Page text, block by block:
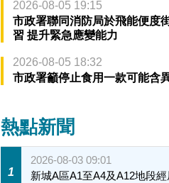
2026-08-05 19:15
市政署聯同消防局於飛能便度
習 提升緊急應變能力
2026-08-05 18:32
市政署籲停止食用一款可能含
熱點新聞
1
2026-08-03 09:01
新城A區A1至A4及A12地段